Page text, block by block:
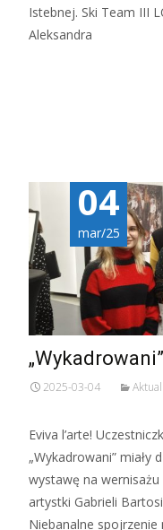
Istebnej. Ski Team III
Aleksandra
04
mar/25
„Wykadrowani”
2025-03-04
Eviva l’arte!
„Wykadrowani” miały
wystawę na
artystki Gabrieli
Niebanalne